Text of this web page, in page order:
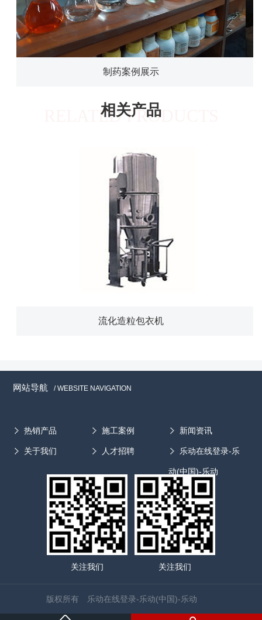
制药案例展示
相关产品
RELATED PRODUCTS
流化造粒包衣机
网站导航 / WEBSITE NAVIGATION
热销产品 施工案例 新闻资讯
关于我们 人才招聘 乐动在线登录-乐
动(中国)-乐动
关注我们 关注我们
版权所有 乐动在线登录-乐动(中国)-乐动